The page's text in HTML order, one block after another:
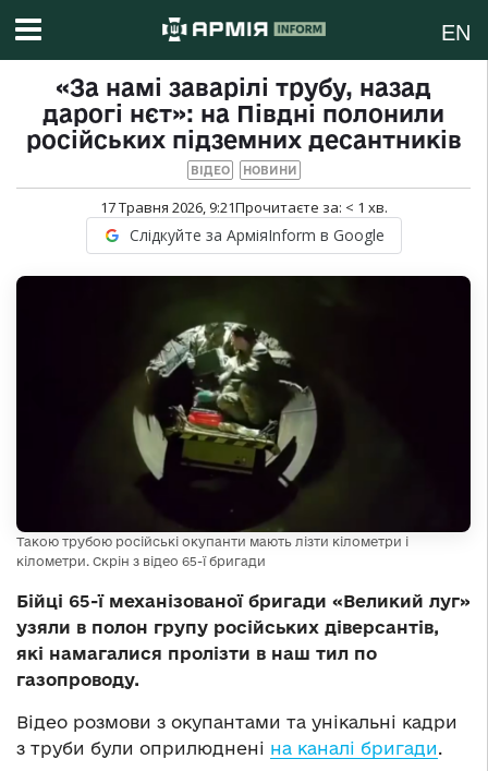
EN
«За намі заварілі трубу, назад
дарогі нєт»: на Півдні полонили
російських підземних десантників
ВІДЕО НОВИНИ
17 Травня 2026, 9:21Прочитаєте за: < 1 хв.
Слідкуйте за АрміяInform в Google
Такою трубою російські окупанти мають лізти кілометри і
кілометри. Скрін з відео 65-ї бригади
Бійці 65-ї механізованої бригади «Великий луг»
узяли в полон групу російських діверсантів,
які намагалися пролізти в наш тил по
газопроводу.
Відео розмови з окупантами та унікальні кадри
з труби були оприлюднені на каналі бригади.